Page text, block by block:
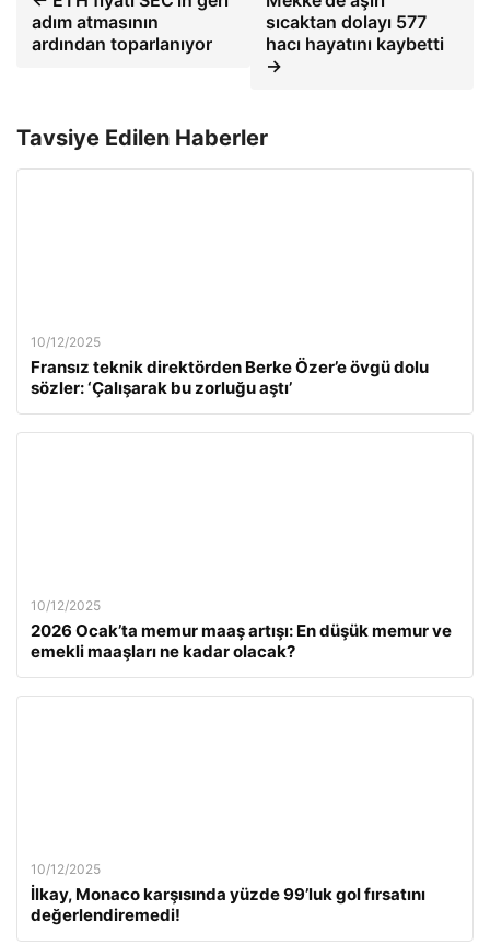
adım atmasının
ardından toparlanıyor
sıcaktan dolayı 577
hacı hayatını kaybetti
→
Tavsiye Edilen Haberler
10/12/2025
Fransız teknik direktörden Berke Özer’e övgü dolu
sözler: ‘Çalışarak bu zorluğu aştı’
10/12/2025
2026 Ocak’ta memur maaş artışı: En düşük memur ve
emekli maaşları ne kadar olacak?
10/12/2025
İlkay, Monaco karşısında yüzde 99’luk gol fırsatını
değerlendiremedi!